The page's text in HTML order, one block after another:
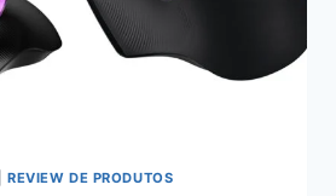
|REVIEW DE PRODUTOS